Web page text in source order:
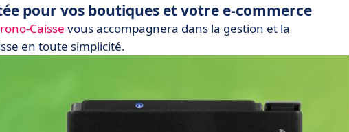
pour vos boutiques et votre e-commerce
Caisse vous accompagnera dans la gestion et la
en toute simplicité.